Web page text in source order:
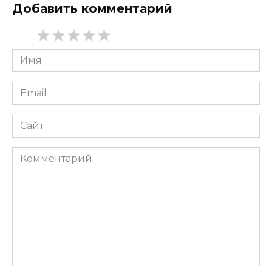
Добавить комментарий
Имя
*
Email
*
Сайт
Комментарий